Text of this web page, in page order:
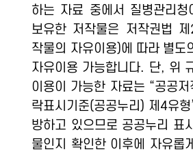
하는 자료 중에서 질병관리청
보유한 저작물은 저작권법 제
작물의 자유이용)에 따라 별도
자유이용 가능합니다. 단, 위
이용이 가능한 자료는 “공공저
락표시기준(공공누리) 제4유
방하고 있으므로 공공누리 표
물인지 확인한 이후에 자유롭